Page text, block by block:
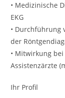
• Medizinische
EKG
• Durchführung
der
• Mitwirkung
Assistenzärzte
Ihr Profil